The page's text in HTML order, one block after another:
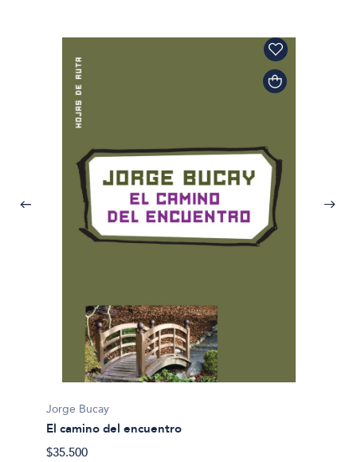
Jorge Bucay
El camino del encuentro
$35.500